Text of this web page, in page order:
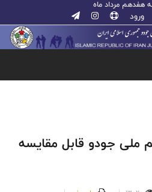
هفدهم مرداد ماه
ورود
ملی جودو قابل مقایسه